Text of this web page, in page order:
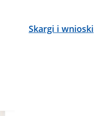
Skargi i wnioski